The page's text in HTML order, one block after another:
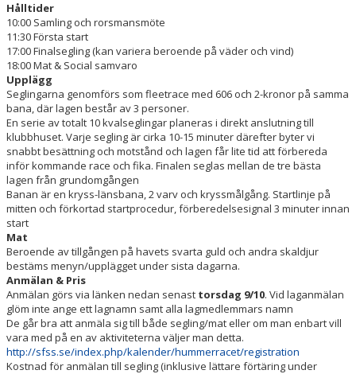
Hålltider
10:00 Samling och rorsmansmöte
11:30 Första start
17:00 Finalsegling (kan variera beroende på väder och vind)
18:00 Mat & Social samvaro
Upplägg
Seglingarna genomförs som fleetrace med 606 och 2-kronor på samma
bana, där lagen består av 3 personer.
En serie av totalt 10 kvalseglingar planeras i direkt anslutning till
klubbhuset. Varje segling är cirka 10-15 minuter därefter byter vi
snabbt besättning och motstånd och lagen får lite tid att förbereda
inför kommande race och fika. Finalen seglas mellan de tre bästa
lagen från grundomgången
Banan är en kryss-länsbana, 2 varv och kryssmålgång. Startlinje på
mitten och förkortad startprocedur, förberedelsesignal 3 minuter innan
start
Mat
Beroende av tillgången på havets svarta guld och andra skaldjur
bestäms menyn/upplägget under sista dagarna.
Anmälan & Pris
Anmälan görs via länken nedan senast torsdag 9/10. Vid laganmälan
glöm inte ange ett lagnamn samt alla lagmedlemmars namn
De går bra att anmäla sig till både segling/mat eller om man enbart vill
vara med på en av aktiviteterna väljer man detta.
http://sfss.se/index.php/kalender/hummerracet/registration
Kostnad för anmälan till segling (inklusive lättare förtäring under